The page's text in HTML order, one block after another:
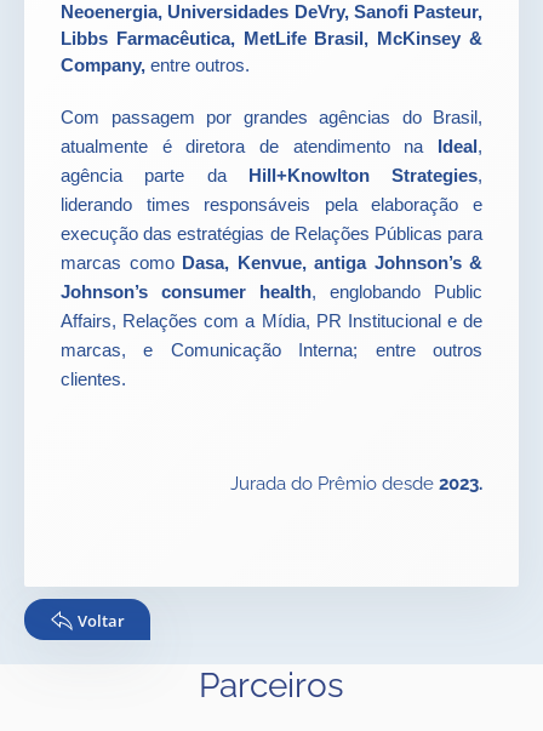
Neoenergia, Universidades DeVry, Sanofi Pasteur,
Libbs Farmacêutica, MetLife Brasil, McKinsey &
Company, entre outros.
Com passagem por grandes agências do Brasil,
atualmente é diretora de atendimento na Ideal,
agência parte da Hill+Knowlton Strategies,
liderando times responsáveis pela elaboração e
execução das estratégias de Relações Públicas para
marcas como Dasa, Kenvue, antiga Johnson’s &
Johnson’s consumer health, englobando Public
Affairs, Relações com a Mídia, PR Institucional e de
marcas, e Comunicação Interna; entre outros
clientes.
Jurada do Prêmio desde 2023.
Voltar
Parceiros